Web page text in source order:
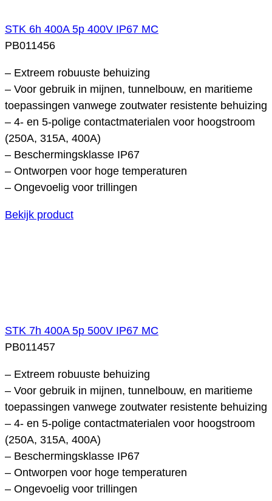
STK 6h 400A 5p 400V IP67 MC
PB011456
– Extreem robuuste behuizing
– Voor gebruik in mijnen, tunnelbouw, en maritieme
toepassingen vanwege zoutwater resistente behuizing
– 4- en 5-polige contactmaterialen voor hoogstroom
(250A, 315A, 400A)
– Beschermingsklasse IP67
– Ontworpen voor hoge temperaturen
– Ongevoelig voor trillingen
Bekijk product
STK 7h 400A 5p 500V IP67 MC
PB011457
– Extreem robuuste behuizing
– Voor gebruik in mijnen, tunnelbouw, en maritieme
toepassingen vanwege zoutwater resistente behuizing
– 4- en 5-polige contactmaterialen voor hoogstroom
(250A, 315A, 400A)
– Beschermingsklasse IP67
– Ontworpen voor hoge temperaturen
– Ongevoelig voor trillingen